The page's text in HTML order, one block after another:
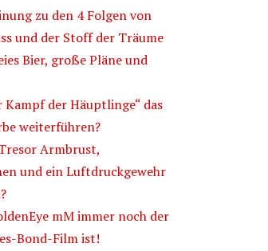
zu den 4 Folgen von
und der Stoff der Träume
Bier, große Pläne und
Kampf der Häuptlinge“ das
weiterführen?
Armbrust,
und ein Luftdruckgewehr
mM immer noch der
Bond-Film ist!